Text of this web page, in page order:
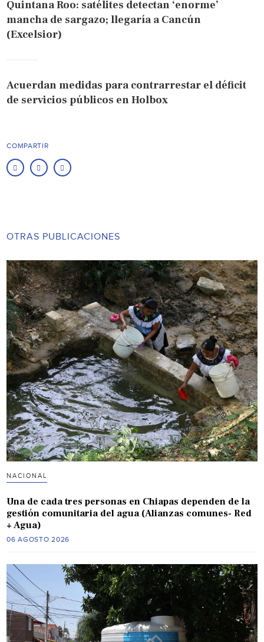
Quintana Roo: satélites detectan ‘enorme’
mancha de sargazo; llegaría a Cancún
(Excelsior)
Acuerdan medidas para contrarrestar el déficit
de servicios públicos en Holbox
COMPARTIR
OTRAS PUBLICACIONES
NACIONAL
Una de cada tres personas en Chiapas dependen de la
gestión comunitaria del agua (Alianzas comunes- Red
+ Agua)
06 AGOSTO 2026